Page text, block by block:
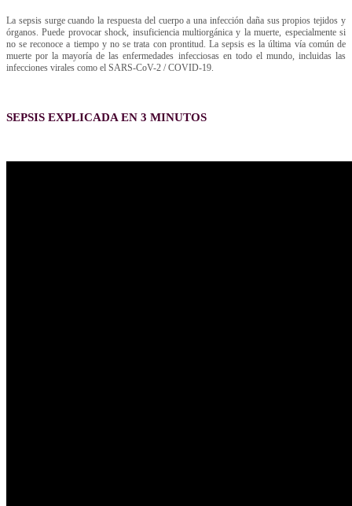
La sepsis surge cuando la respuesta del cuerpo a una infección daña sus propios tejidos y
órganos. Puede provocar shock, insuficiencia multiorgánica y la muerte, especialmente si
no se reconoce a tiempo y no se trata con prontitud. La sepsis es la última vía común de
muerte por la mayoría de las enfermedades infecciosas en todo el mundo, incluidas las
infecciones virales como el SARS-CoV-2 / COVID-19.
SEPSIS EXPLICADA EN 3 MINUTOS